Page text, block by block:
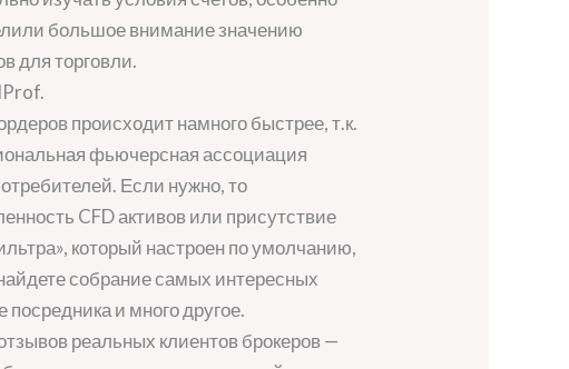
большое внимание значению
для торговли.
происходит намного быстрее, т.к.
фьючерсная ассоциация
Если нужно, то
CFD активов или присутствие
который настроен по умолчанию,
собрание самых интересных
и много другое.
реальных клиентов брокеров —